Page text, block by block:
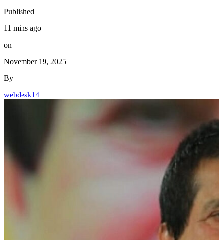
Published
11 mins ago
on
November 19, 2025
By
webdesk14